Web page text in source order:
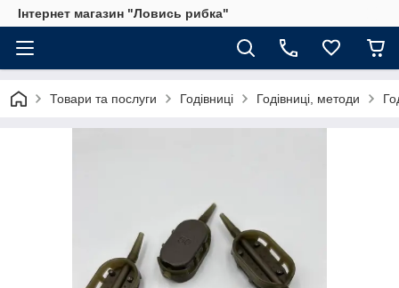
Інтернет магазин "Ловись рибка"
Товари та послуги Годівниці Годівниці, методи